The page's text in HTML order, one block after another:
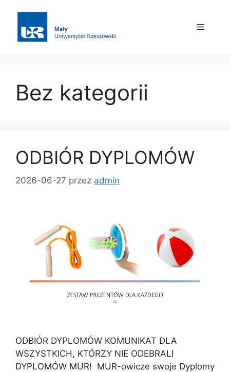
Bez kategorii
ODBIÓR DYPLOMÓW
2026-06-27 przez admin
ODBIÓR DYPLOMÓW KOMUNIKAT DLA
WSZYSTKICH, KTÓRZY NIE ODEBRALI
DYPLOMÓW MUR! MUR-owicze swoje Dyplomy